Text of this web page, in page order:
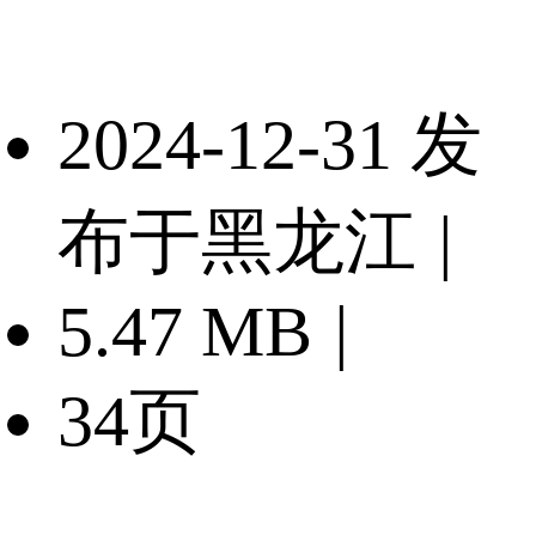
2024-12-31 发
布于黑龙江 |
5.47 MB |
34页